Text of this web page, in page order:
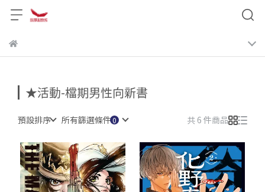
★活動-檔期男性向新書
預設排序 所有篩選條件 共 6 件商品